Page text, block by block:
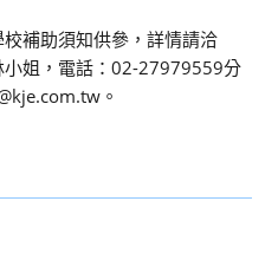
補助須知供參，詳情請洽
姐，電話：02-27979559分
。